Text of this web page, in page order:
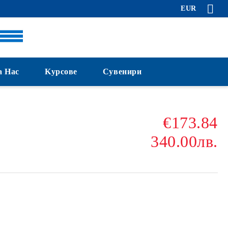
EUR
Нас Kурсове Сувенири
€173.84
340.00лв.